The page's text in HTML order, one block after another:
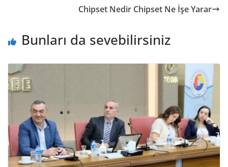
Chipset Nedir Chipset Ne İşe Yarar
Bunları da sevebilirsiniz